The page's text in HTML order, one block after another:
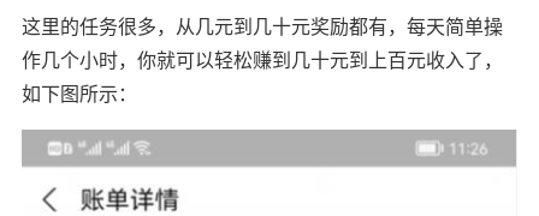
这里的任务很多，从几元到几十元奖励都有，每天简单操
作几个小时，你就可以轻松赚到几十元到上百元收入了，
如下图所示：